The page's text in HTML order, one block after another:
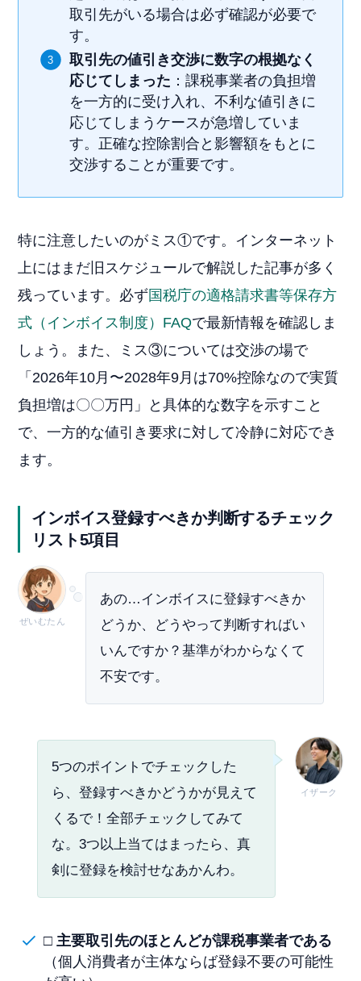
取引先がいる場合は必ず確認が必要で
す。
取引先の値引き交渉に数字の根拠なく
応じてしまった ：課税事業者の負担増
を一方的に受け入れ、不利な値引きに
応じてしまうケースが急増していま
す。正確な控除割合と影響額をもとに
交渉することが重要です。
特に注意したいのがミス①です。インターネット
上にはまだ旧スケジュールで解説した記事が多く
残っています。必ず国税庁の適格請求書等保存方
式（インボイス制度）FAQで最新情報を確認しま
しょう。また、ミス③については交渉の場で
「2026年10月〜2028年9月は70%控除なので実質
負担増は〇〇万円」と具体的な数字を示すこと
で、一方的な値引き要求に対して冷静に対応でき
ます。
インボイス登録すべきか判断するチェック
リスト5項目
ぜいむたん
あの…インボイスに登録すべきか
どうか、どうやって判断すればい
いんですか？基準がわからなくて
不安です。
イザーク
5つのポイントでチェックした
ら、登録すべきかどうかが見えて
くるで！全部チェックしてみて
な。3つ以上当てはまったら、真
剣に登録を検討せなあかんわ。
□ 主要取引先のほとんどが課税事業者である
（個人消費者が主体ならば登録不要の可能性